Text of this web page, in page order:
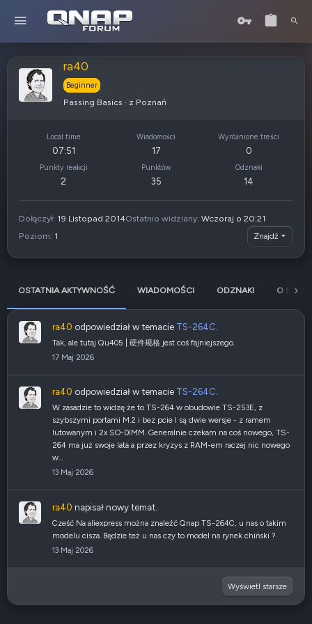
ra40
Beginner
Passing Basics · z Poznań
Local time
07:51
Wiadomości
17
Wyróżnione treści
0
Punkty reakcji
2
Punktów
35
Odznaki
14
Dołączył 19 Listopad 2014Ostatnio widziany Wczoraj o 20:21
Poziom 1 Znajdź
OSTATNIA AKTYWNOŚĆ WIADOMOŚCI ODZNAKI O SOBIE
ra40 odpowiedział w temacie TS-264C
Tak, ale tutaj Qu405 | 硬件规格 jest coś fajniejszego.
17 Maj 2026
ra40 odpowiedział w temacie TS-264C.
W zasadzie to widzę że to TS-264 w obudowie TS-253E, z
szybszymi portami M.2 i bez pcie I są dwie wersje - z ramem
lutowanym i 2x SO-DIMM. Generalnie czekam na coś nowego, TS-
264 ma już swoje lata a przez kryzys z RAM-em raczej nic nowego
w...
13 Maj 2026
ra40 napisał nowy temat.
Cześć Na aliexpress można znaleźć Qnap TS-264C, u nas o takim
modelu cisza. Będzie też u nas czy to model na rynek chiński ?
13 Maj 2026
Wyświetl starsze